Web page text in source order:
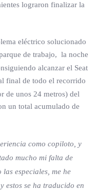
lograron finalizar la
eléctrico solucionado
de trabajo, la noche
alcanzar el Seat
final de todo el recorrido
de unos 24 metros) del
un total acumulado de
como copiloto, y
mucho mi falta de
especiales, me he
estos se ha traducido en